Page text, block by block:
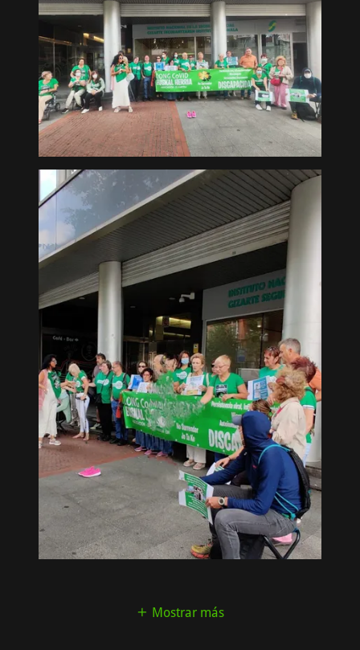
Mostrar más